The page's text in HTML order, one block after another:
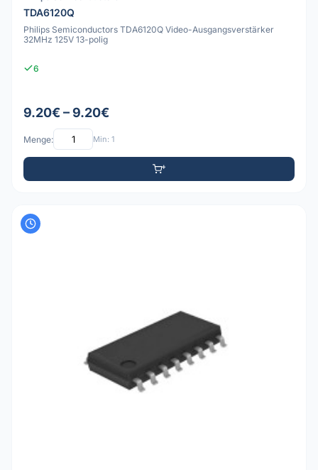
TDA6120Q
Philips Semiconductors TDA6120Q Video-Ausgangsverstärker
32MHz 125V 13-polig
6
9.20€ – 9.20€
Menge: Min: 1